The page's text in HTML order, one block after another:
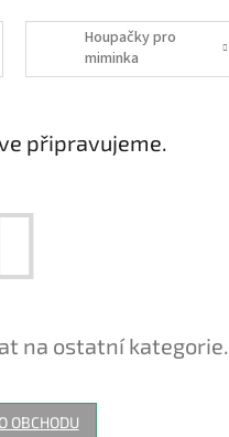
Houpačky pro
miminka
připravujeme.
na ostatní kategorie.
OBCHODU